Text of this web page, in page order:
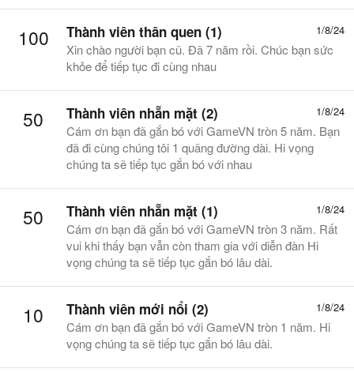
100 1/8/24
Thành viên thân quen (1)
Xin chào người bạn cũ. Đã 7 năm rồi. Chúc bạn sức
khỏe để tiếp tục đi cùng nhau
50 1/8/24
Thành viên nhẵn mặt (2)
Cám ơn bạn đã gắn bó với GameVN tròn 5 năm. Bạn
đã đi cùng chúng tôi 1 quãng đường dài. Hi vọng
chúng ta sẽ tiếp tục gắn bó với nhau
50 1/8/24
Thành viên nhẵn mặt (1)
Cám ơn bạn đã gắn bó với GameVN tròn 3 năm. Rất
vui khi thấy bạn vẫn còn tham gia với diễn đàn Hi
vọng chúng ta sẽ tiếp tục gắn bó lâu dài.
10 1/8/24
Thành viên mới nổi (2)
Cám ơn bạn đã gắn bó với GameVN tròn 1 năm. Hi
vọng chúng ta sẽ tiếp tục gắn bó lâu dài.